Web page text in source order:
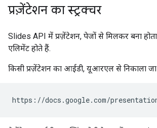
प्रज़ेंटेशन का स्ट्रक्चर
Slides API में प्रज़ेंटेशन, पेजों से मिलकर बना
एलिमेंट होते हैं.
किसी प्रज़ेंटेशन का आईडी, यूआरएल से निकाला
https://docs.google.com/